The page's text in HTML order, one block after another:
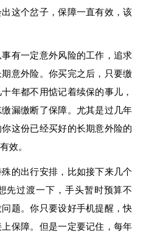
这个岔子，保障一直有效，该
有一定意外风险的工作，追求
意外险。你买完之后，只要缴
年都不用惦记着续保的事儿，
漏缴断了保障。尤其是过几年
这份已经买好的长期意外险的
效。
的出行安排，比如接下来几个
先过渡一下，手头暂时预算不
题。你只要设好手机提醒，快
保障。但是一定要记住，每年